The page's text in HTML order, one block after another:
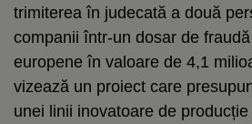
trimiterea în judecată a două
companii într-un dosar de
europene în valoare de 4,1
vizează un proiect care
unei linii inovatoare de producție